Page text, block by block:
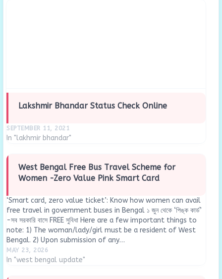
Lakshmir Bhandar Status Check Online
SEPTEMBER 11, 2021
In "lakhmir bhandar"
West Bengal Free Bus Travel Scheme for
Women -Zero Value Pink Smart Card
‘Smart card, zero value ticket’: Know how women can avail
free travel in government buses in Bengal ১ জুন থেকে ‘পিঙ্ক কার্ড’
-সব সরকারি বাসে FREE সুবিধা Here are a few important things to
note: 1) The woman/lady/girl must be a resident of West
Bengal. 2) Upon submission of any…
MAY 23, 2026
In "west bengal update"